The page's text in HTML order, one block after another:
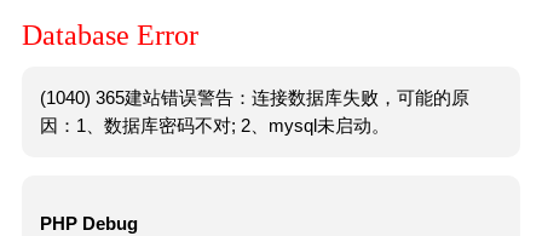
Database Error
(1040) 365建站错误警告：连接数据库失败，可能的原
因：1、数据库密码不对; 2、mysql未启动。
PHP Debug